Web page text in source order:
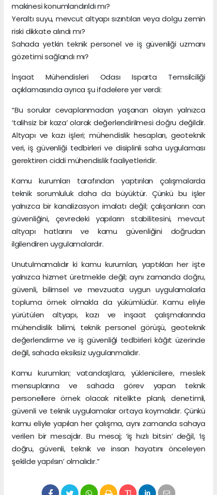
makinesi konumlandırıldı mı?
Yeraltı suyu, mevcut altyapı sızıntıları veya dolgu zemin
riski dikkate alındı mı?
Sahada yetkin teknik personel ve iş güvenliği uzmanı
gözetimi sağlandı mı?
İnşaat Mühendisleri Odası Isparta Temsilciliği
açıklamasında ayrıca şu ifadelere yer verdi:
“Bu sorular cevaplanmadan yaşanan olayın yalnızca
‘talihsiz bir kaza’ olarak değerlendirilmesi doğru değildir.
Altyapı ve kazı işleri; mühendislik hesapları, geoteknik
veri, iş güvenliği tedbirleri ve disiplinli saha uygulaması
gerektiren ciddi mühendislik faaliyetleridir.
Kamu kurumları tarafından yaptırılan çalışmalarda
teknik sorumluluk daha da büyüktür. Çünkü bu işler
yalnızca bir kanalizasyon imalatı değil; çalışanların can
güvenliğini, çevredeki yapıların stabilitesini, mevcut
altyapı hatlarını ve kamu güvenliğini doğrudan
ilgilendiren uygulamalardır.
Unutulmamalıdır ki kamu kurumları, yaptıkları her işte
yalnızca hizmet üretmekle değil; aynı zamanda doğru,
güvenli, bilimsel ve mevzuata uygun uygulamalarla
topluma örnek olmakla da yükümlüdür. Kamu eliyle
yürütülen altyapı, kazı ve inşaat çalışmalarında
mühendislik bilimi, teknik personel görüşü, geoteknik
değerlendirme ve iş güvenliği tedbirleri kâğıt üzerinde
değil, sahada eksiksiz uygulanmalıdır.
Kamu kurumları; vatandaşlara, yüklenicilere, meslek
mensuplarına ve sahada görev yapan teknik
personellere örnek olacak nitelikte planlı, denetimli,
güvenli ve teknik uygulamalar ortaya koymalıdır. Çünkü
kamu eliyle yapılan her çalışma, aynı zamanda sahaya
verilen bir mesajdır. Bu mesaj; ‘iş hızlı bitsin’ değil, ‘iş
doğru, güvenli, teknik ve insan hayatını önceleyen
şekilde yapılsın’ olmalıdır.”